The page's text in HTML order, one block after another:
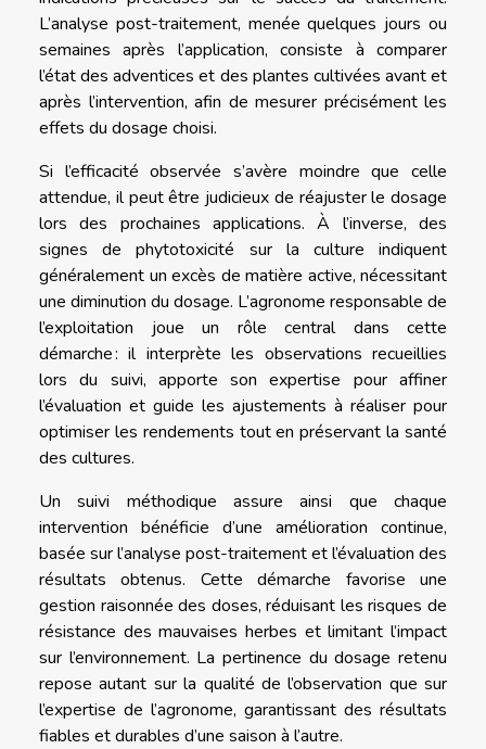
L’analyse post-traitement, menée quelques jours ou
semaines après l’application, consiste à comparer
l’état des adventices et des plantes cultivées avant et
après l’intervention, afin de mesurer précisément les
effets du dosage choisi.
Si l’efficacité observée s’avère moindre que celle
attendue, il peut être judicieux de réajuster le dosage
lors des prochaines applications. À l’inverse, des
signes de phytotoxicité sur la culture indiquent
généralement un excès de matière active, nécessitant
une diminution du dosage. L’agronome responsable de
l’exploitation joue un rôle central dans cette
démarche : il interprète les observations recueillies
lors du suivi, apporte son expertise pour affiner
l’évaluation et guide les ajustements à réaliser pour
optimiser les rendements tout en préservant la santé
des cultures.
Un suivi méthodique assure ainsi que chaque
intervention bénéficie d’une amélioration continue,
basée sur l’analyse post-traitement et l’évaluation des
résultats obtenus. Cette démarche favorise une
gestion raisonnée des doses, réduisant les risques de
résistance des mauvaises herbes et limitant l’impact
sur l’environnement. La pertinence du dosage retenu
repose autant sur la qualité de l’observation que sur
l’expertise de l’agronome, garantissant des résultats
fiables et durables d’une saison à l’autre.